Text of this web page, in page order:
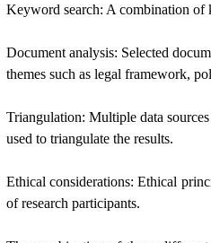
Keyword search: A combination of
Document analysis: Selected
themes such as legal framework,
Triangulation: Multiple data
used to triangulate the results.
Ethical considerations: Ethical
of research participants.